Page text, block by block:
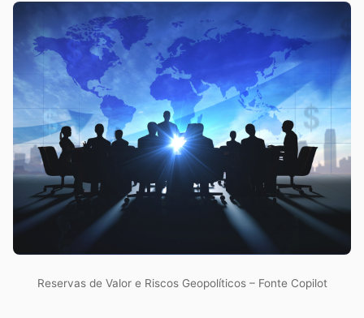
Reservas de Valor e Riscos Geopolíticos – Fonte Copilot